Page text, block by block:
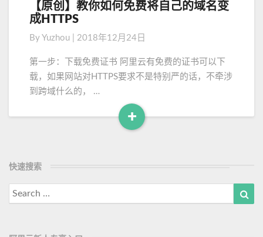
原
创
】
教
你
何
己
【原创】教你如何免费将自己的域名变
成HTTPS
By Yuzhou 2018年12月24日
第一步：下载免费证书 阿里云有免费的证书可以下
载，如果网站对HTTPS要求不是特别严的话，不牵涉
到跨域什么的， …
+
R
o
快速搜索
Search
for: